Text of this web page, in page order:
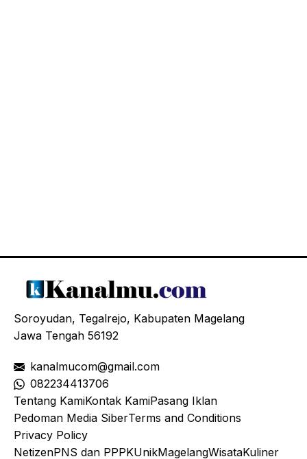
Soroyudan, Tegalrejo, Kabupaten Magelang
Jawa Tengah 56192
kanalmucom@gmail.com
082234413706
Tentang KamiKontak KamiPasang Iklan
Pedoman Media SiberTerms and Conditions
Privacy Policy
NetizenPNS dan PPPKUnikMagelangWisataKuliner